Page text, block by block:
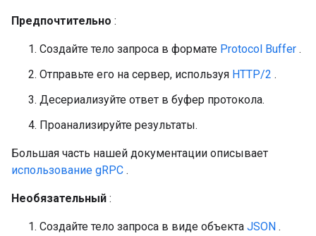
Предпочтительно :
Создайте тело запроса в формате Protocol Buffer .
Отправьте его на сервер, используя HTTP/2 .
Десериализуйте ответ в буфер протокола.
Проанализируйте результаты.
Большая часть нашей документации описывает
использование gRPC .
Необязательный :
Создайте тело запроса в виде объекта JSON .